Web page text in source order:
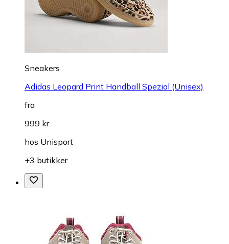
Sneakers
Adidas Leopard Print Handball Spezial (Unisex)
fra
999 kr
hos Unisport
+3 butikker